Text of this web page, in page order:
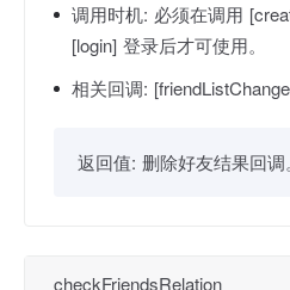
调用时机: 必须在调用
[login] 登录后才可使用。
相关回调:
返回值: 删除好友结果回调。
checkFriendsRelation